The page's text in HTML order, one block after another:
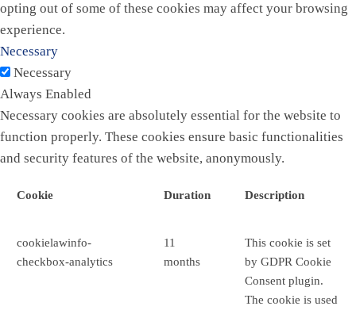
opting out of some of these cookies may affect your browsing
experience.
Necessary
Necessary
Always Enabled
Necessary cookies are absolutely essential for the website to
function properly. These cookies ensure basic functionalities
and security features of the website, anonymously.
Cookie Duration Description
cookielawinfo-
checkbox-analytics
11
months
This cookie is set
by GDPR Cookie
Consent plugin.
The cookie is used